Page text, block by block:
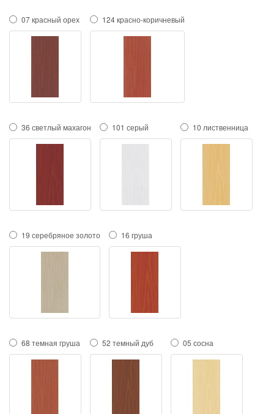
07 красный орех 124 красно-коричневый
36 светлый махагон 101 серый 10 лиственница
19 серебряное золото 16 груша
68 темная груша 52 темный дуб 05 сосна